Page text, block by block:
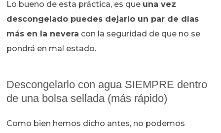
Lo bueno de esta práctica, es que una vez
descongelado puedes dejarlo un par de días
más en la nevera con la seguridad de que no se
pondrá en mal estado.
Descongelarlo con agua SIEMPRE dentro
de una bolsa sellada (más rápido)
Como bien hemos dicho antes, no podemos